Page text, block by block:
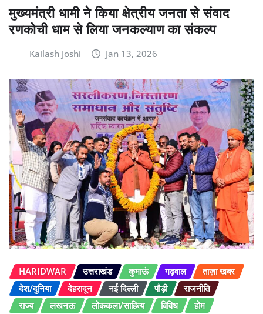
मुख्यमंत्री धामी ने किया क्षेत्रीय जनता से संवाद
रणकोची धाम से लिया जनकल्याण का संकल्प
Kailash Joshi Jan 13, 2026
HARIDWAR उत्तराखंड कुमाऊं गढ़वाल
ताज़ा खबर
देश/दुनिया
देहरादून नई दिल्ली पौड़ी
राजनीति
राज्य
लखनऊ लोककला/साहित्य विविध होम